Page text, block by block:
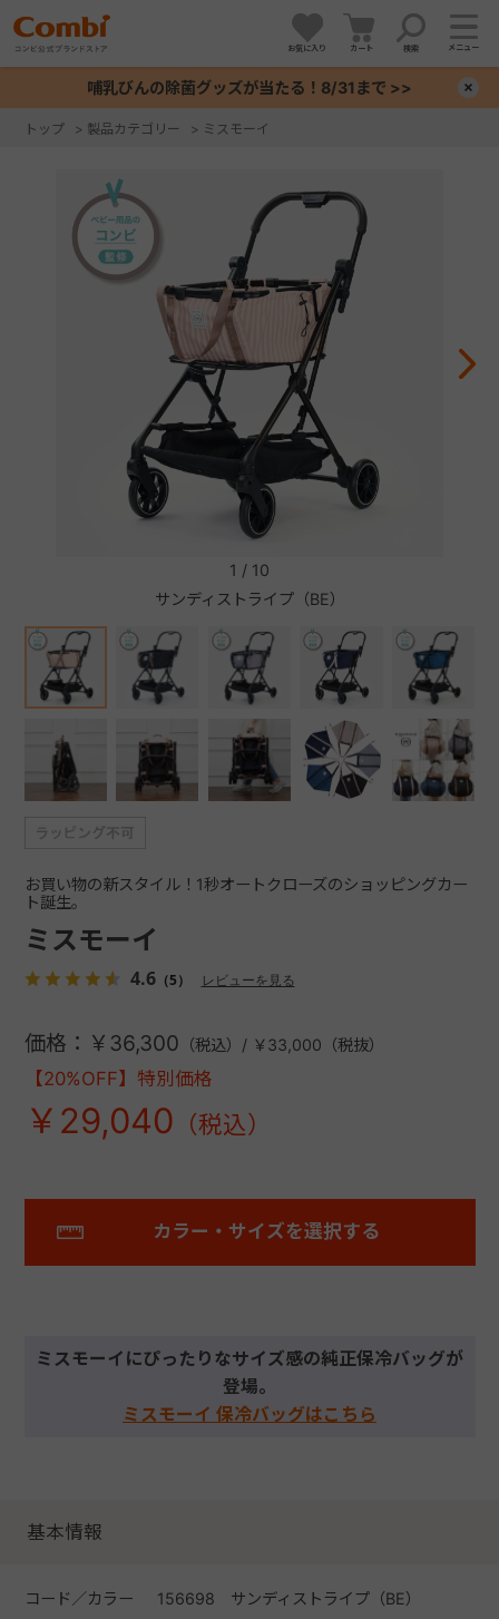
お気に入り カート 検索 メニュー
哺乳びんの除菌グッズが当たる！8/31まで >>
トップ > 製品カテゴリー > ミスモーイ
サンディストライプ（BE）
1 / 10
ミスモーイ
4.6（5） レビューを見る
お買い物の新スタイル！1秒オートクローズのショッピングカー
ト誕生。
【20%OFF】特別価格
￥29,040
価格：￥36,300 （税込）/ ￥33,000（税抜）
カラー・サイズを選択する
ミスモーイにぴったりなサイズ感の純正保冷バッグが
登場。
ミスモーイ 保冷バッグはこちら
基本情報
コード／カラー
156698 サンディストライプ（BE）